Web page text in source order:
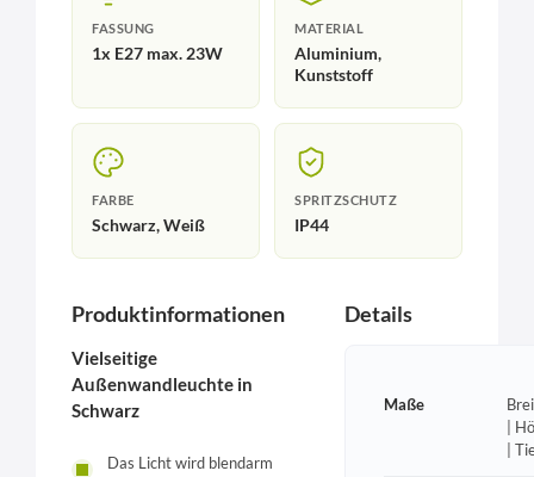
FASSUNG
1x E27 max. 23W
MATERIAL
Aluminium,
Kunststoff
FARBE
Schwarz, Weiß
SPRITZSCHUTZ
IP44
Produktinformationen
Vielseitige
Außenwandleuchte in
Schwarz
Das Licht wird blendarm
Details
Maße
|
|